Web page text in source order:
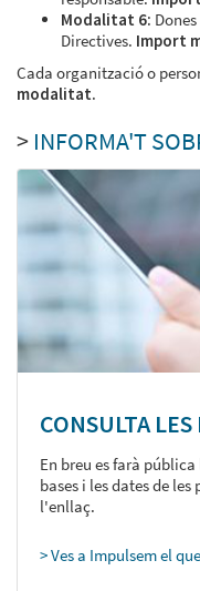
Modalitat 6:
Directives. Import
Cada organització o
modalitat.
> INFORMA'T
CONSULTA
En breu es farà
bases i les dates de
l'enllaç.
> Ves a Impulsem el